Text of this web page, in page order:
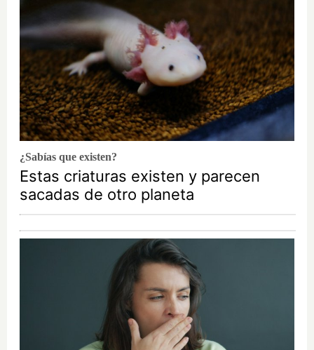
¿Sabías que existen?
Estas criaturas existen y parecen
sacadas de otro planeta